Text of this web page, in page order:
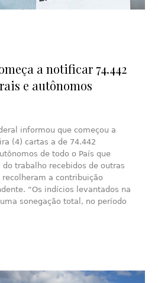
a notificar 74.442
e autônomos
informou que começou a
(4) cartas a de 74.442
de todo o País que
trabalho recebidos de outras
a contribuição
“Os indícios levantados na
sonegação total, no período